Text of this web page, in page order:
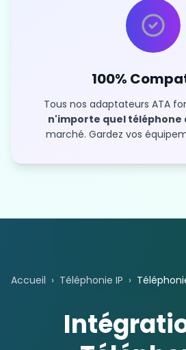
100%
Tous nos adaptateurs ATA
n'importe quel téléphone
marché. Gardez vos
Accueil › Téléphonie IP ›